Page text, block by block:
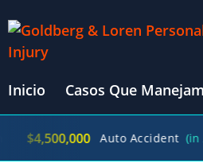
Inicio Casos Que
Auto Accident (in 215 Days)